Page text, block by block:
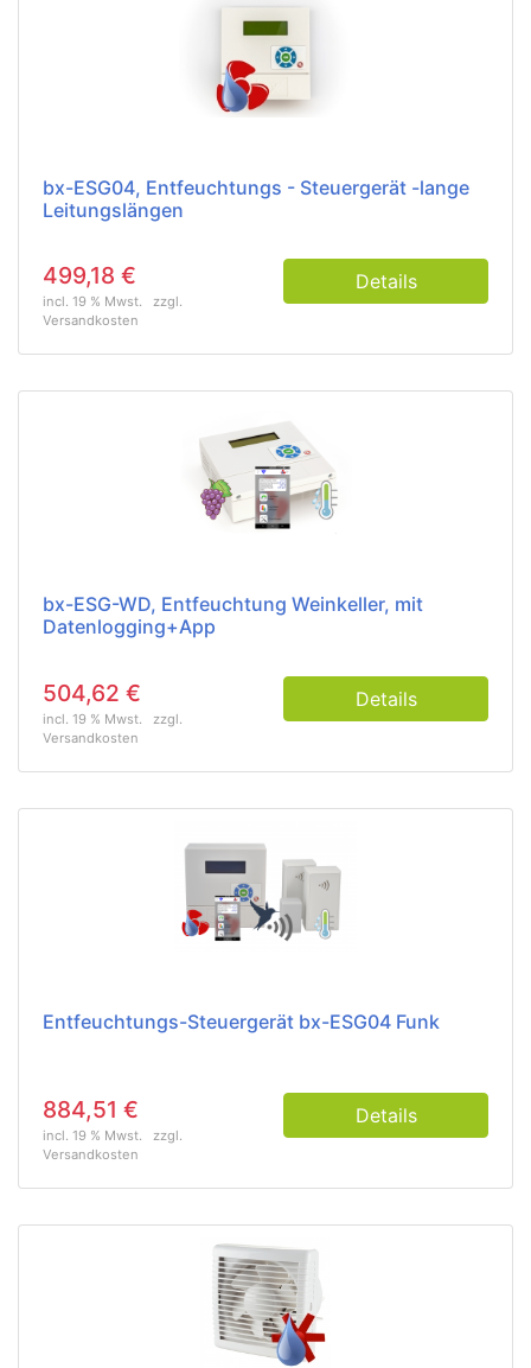
bx-ESG04, Entfeuchtungs - Steuergerät -lange
Leitungslängen
499,18 €
incl. 19 % Mwst. zzgl.
Versandkosten
Details
bx-ESG-WD, Entfeuchtung Weinkeller, mit
Datenlogging+App
504,62 €
incl. 19 % Mwst. zzgl.
Versandkosten
Details
Entfeuchtungs-Steuergerät bx-ESG04 Funk
884,51 €
incl. 19 % Mwst. zzgl.
Versandkosten
Details